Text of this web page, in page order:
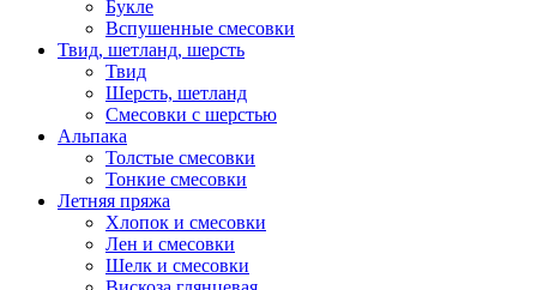
Букле
Вспушенные смесовки
Твид, шетланд, шерсть
Твид
Шерсть, шетланд
Смесовки с шерстью
Альпака
Толстые смесовки
Тонкие смесовки
Летняя пряжа
Хлопок и смесовки
Лен и смесовки
Шелк и смесовки